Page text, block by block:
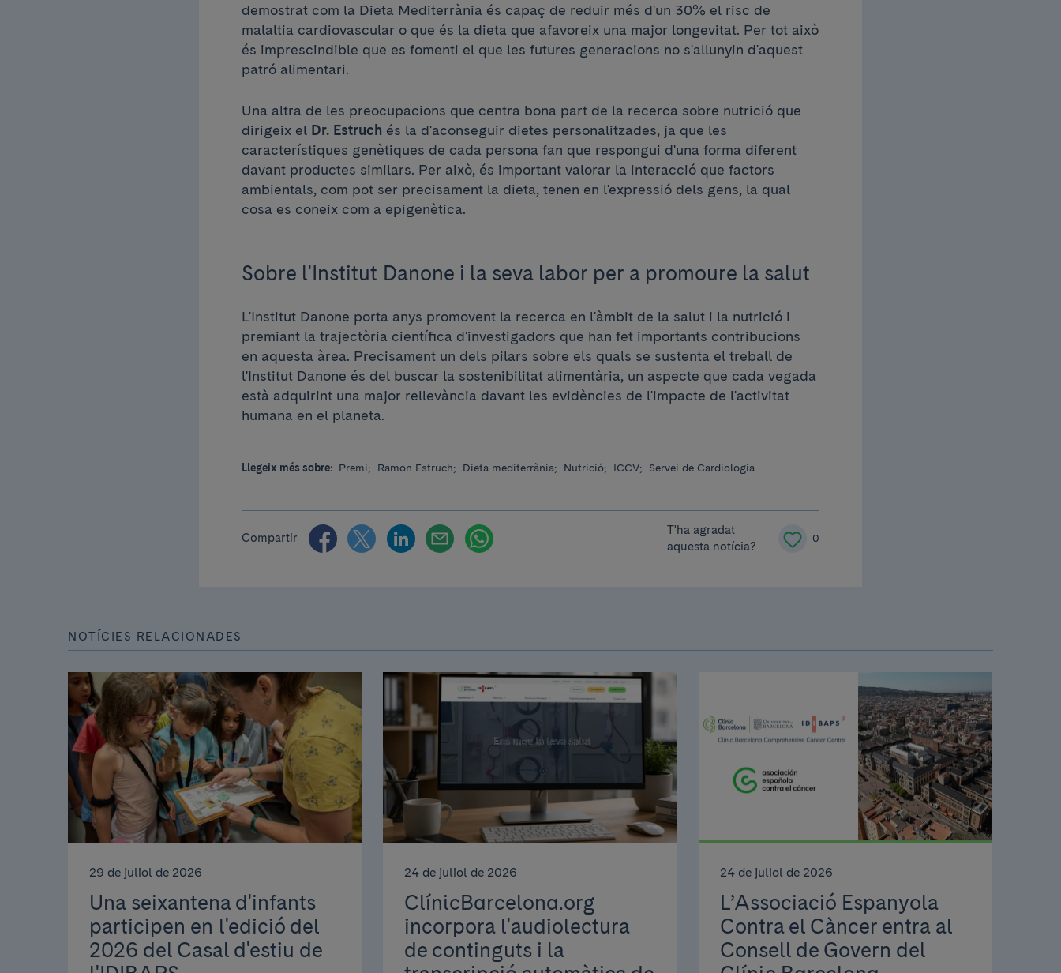
demostrat com la Dieta Mediterrània és capaç de reduir més d'un 30% el risc de
malaltia cardiovascular o que és la dieta que afavoreix una major longevitat. Per tot això
és imprescindible que es fomenti el que les futures generacions no s'allunyin d'aquest
patró alimentari.
Una altra de les preocupacions que centra bona part de la recerca sobre nutrició que
dirigeix el Dr. Estruch és la d'aconseguir dietes personalitzades, ja que les
característiques genètiques de cada persona fan que respongui d'una forma diferent
davant productes similars. Per això, és important valorar la interacció que factors
ambientals, com pot ser precisament la dieta, tenen en l'expressió dels gens, la qual
cosa es coneix com a epigenètica.
Sobre l'Institut Danone i la seva labor per a promoure la salut
L'Institut Danone porta anys promovent la recerca en l'àmbit de la salut i la nutrició i
premiant la trajectòria científica d'investigadors que han fet importants contribucions
en aquesta àrea. Precisament un dels pilars sobre els quals se sustenta el treball de
l'Institut Danone és del buscar la sostenibilitat alimentària, un aspecte que cada vegada
està adquirint una major rellevància davant les evidències de l'impacte de l'activitat
humana en el planeta.
Llegeix més sobre: Premi; Ramon Estruch; Dieta mediterrània; Nutrició; ICCV; Servei de Cardiologia
Compartir
T'ha agradat
aquesta notícia?
0
NOTÍCIES RELACIONADES
29 de juliol de 2026
Una seixantena d'infants
participen en l'edició del
2026 del Casal d'estiu de
24 de juliol de 2026
ClínicBarcelona.org
incorpora l'audiolectura
de continguts i la
24 de juliol de 2026
L’Associació Espanyola
Contra el Càncer entra al
Consell de Govern del